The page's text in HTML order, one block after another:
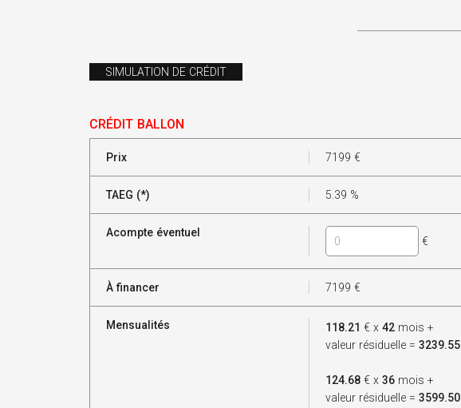
SIMULATION DE CRÉDIT
CRÉDIT BALLON
Prix 7199 €
TAEG (*) 5.39 %
Acompte éventuel
€
À financer 7199 €
Mensualités 118.21 € x 42 mois +
valeur résiduelle = 3239.55
124.68 € x 36 mois +
valeur résiduelle = 3599.50